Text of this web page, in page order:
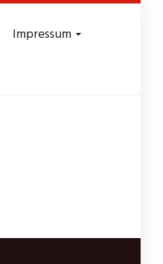
Impressum